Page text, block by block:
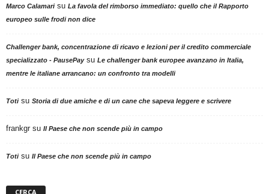
Marco Calamarisu La favola del rimborso immediato: quello che il Rapporto
europeo sulle frodi non dice
Challenger bank, concentrazione di ricavo e lezioni per il credito commerciale
specializzato - PausePaysu Le challenger bank europee avanzano in Italia,
mentre le italiane arrancano: un confronto tra modelli
Totisu Storia di due amiche e di un cane che sapeva leggere e scrivere
frankgr su Il Paese che non scende più in campo
Totisu Il Paese che non scende più in campo
CERCA